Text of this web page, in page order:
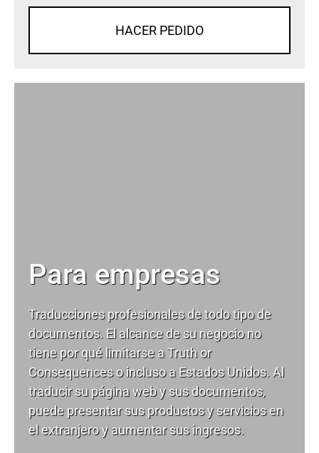
HACER PEDIDO
Para empresas
Traducciones profesionales de todo tipo de
documentos. El alcance de su negocio no
tiene por qué limitarse a Truth or
Consequences o incluso a Estados Unidos. Al
traducir su página web y sus documentos,
puede presentar sus productos y servicios en
el extranjero y aumentar sus ingresos.